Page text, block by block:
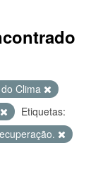
Clima
Etiquetas: